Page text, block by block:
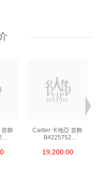
首飾
Cartier 卡地亞 首飾
B4225752
19,200.00